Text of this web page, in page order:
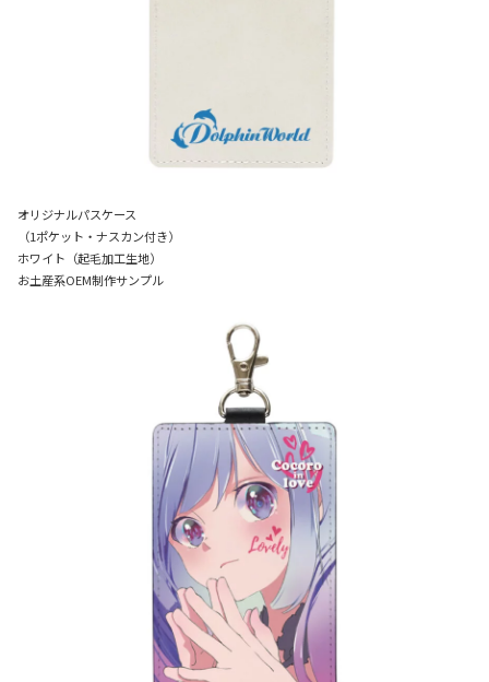
オリジナルパスケース
（1ポケット・ナスカン付き）
ホワイト（起毛加工生地）
お土産系OEM制作サンプル